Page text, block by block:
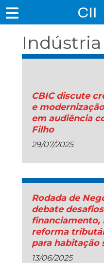
Indústria
CBIC discute
e
em audiência
Filho
29/07/2025
Rodada de
debate
financiamento,
reforma
para habitação
13/06/2025